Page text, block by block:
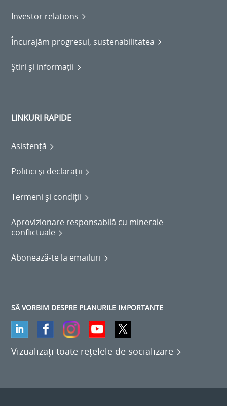
Investor relations
Încurajăm progresul, sustenabilitatea
Știri și informații
LINKURI RAPIDE
Asistență
Politici și declarații
Termeni și condiții
Aprovizionare responsabilă cu minerale
conflictuale
Abonează-te la emailuri
SĂ VORBIM DESPRE PLANURILE IMPORTANTE
Vizualizați toate rețelele de socializare